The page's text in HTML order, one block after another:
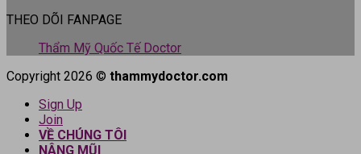
THEO DÕI FANPAGE
Thẩm Mỹ Quốc Tế Doctor
Copyright 2026 © thammydoctor.com
Sign Up
Join
VỀ CHÚNG TÔI
NÂNG MŨI